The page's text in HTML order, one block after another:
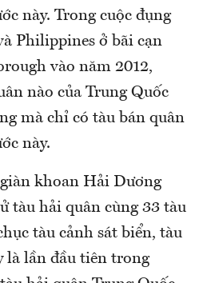
này. Trong cuộc đụng
Philippines ở bãi cạn
vào năm 2012,
nào của Trung Quốc
mà chỉ có tàu bán quân
này.
khoan Hải Dương
tàu hải quân cùng 33 tàu
tàu cảnh sát biển, tàu
là lần đầu tiên trong